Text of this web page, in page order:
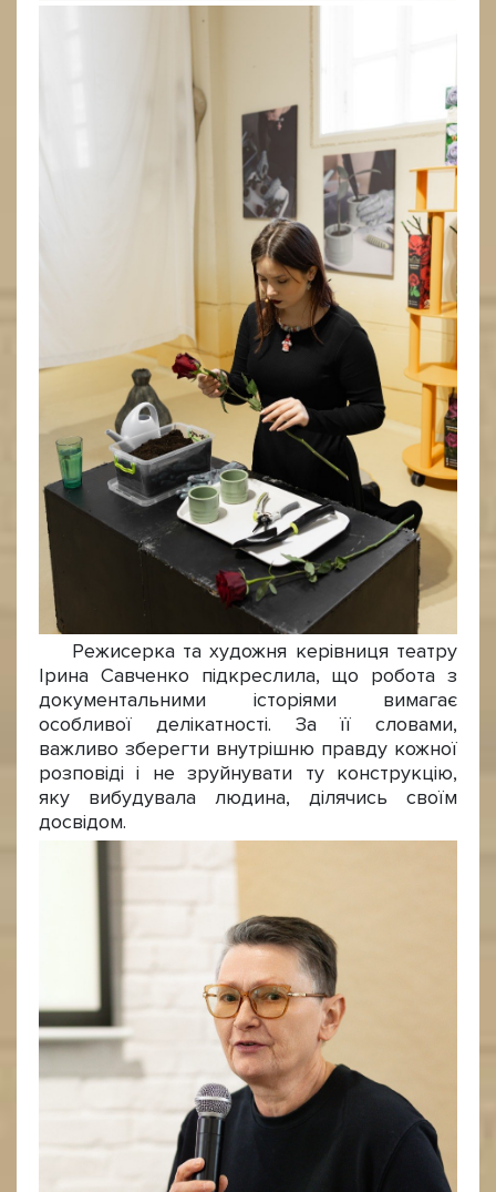
Режисерка та художня керівниця театру
Ірина Савченко підкреслила, що робота з
документальними історіями вимагає
особливої делікатності. За її словами,
важливо зберегти внутрішню правду кожної
розповіді і не зруйнувати ту конструкцію,
яку вибудувала людина, ділячись своїм
досвідом.